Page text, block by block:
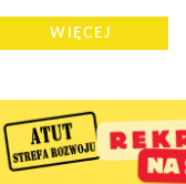
WIĘCEJ